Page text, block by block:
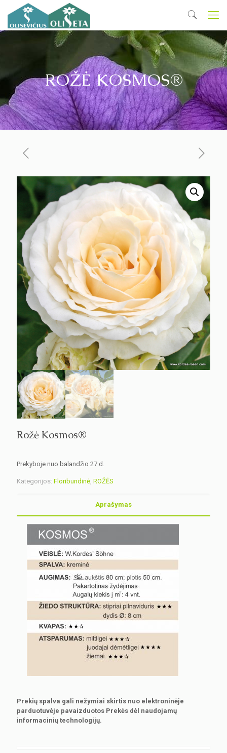
ROŽĖ KOSMOS®
Rožė Kosmos®
Prekyboje nuo balandžio 27 d.
Kategorijos: Floribundinė ROŽĖS
Aprašymas
Prekių spalva gali nežymiai skirtis nuo elektroninėje
parduotuvėje pavaizduotos Prekės dėl naudojamų
informacinių technologijų.